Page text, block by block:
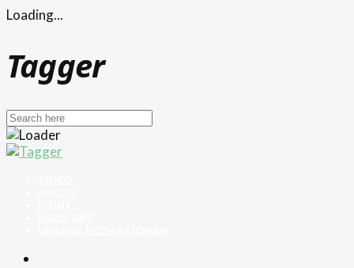
Loading...
Tagger